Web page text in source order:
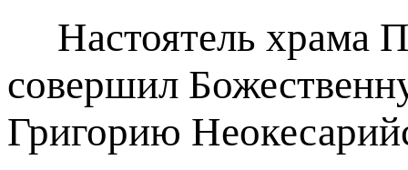
Настоятель храма
совершил
Григорию